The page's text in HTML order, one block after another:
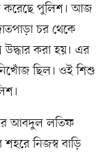
করেছে পুলিশ। আজ
চর থেকে
উদ্ধার করা হয়। এর
ছিল। ওই শিশু
আবদুল লতিফ
নিজস্ব বাড়ি